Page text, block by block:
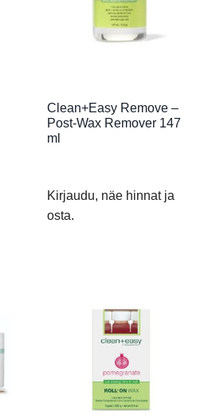
Clean+Easy Remove –
Post-Wax Remover 147
ml
Kirjaudu, näe hinnat ja
osta.